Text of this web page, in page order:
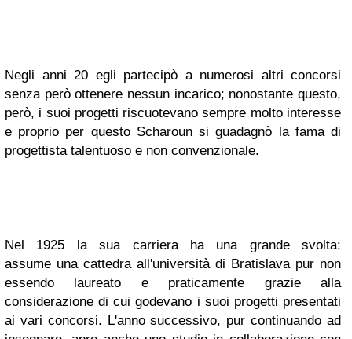
Negli anni 20 egli partecipò a numerosi altri concorsi
senza però ottenere nessun incarico; nonostante questo,
però, i suoi progetti riscuotevano sempre molto interesse
e proprio per questo Scharoun si guadagnò la fama di
progettista talentuoso e non convenzionale.
Nel 1925 la sua carriera ha una grande svolta:
assume una cattedra all'università di Bratislava pur non
essendo laureato e praticamente grazie alla
considerazione di cui godevano i suoi progetti presentati
ai vari concorsi. L'anno successivo, pur continuando ad